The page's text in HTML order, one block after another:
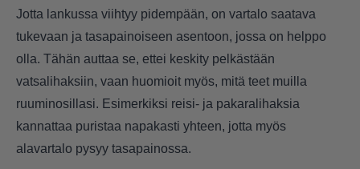
Jotta lankussa viihtyy pidempään, on vartalo saatava
tukevaan ja tasapainoiseen asentoon, jossa on helppo
olla. Tähän auttaa se, ettei keskity pelkästään
vatsalihaksiin, vaan huomioit myös, mitä teet muilla
ruuminosillasi. Esimerkiksi reisi- ja pakaralihaksia
kannattaa puristaa napakasti yhteen, jotta myös
alavartalo pysyy tasapainossa.